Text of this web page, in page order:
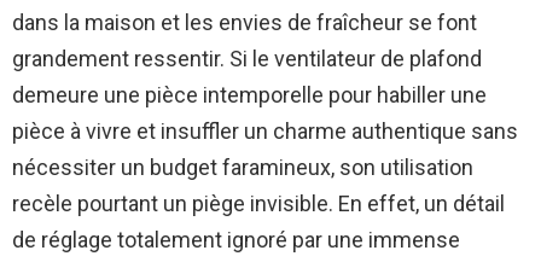
dans la maison et les envies de fraîcheur se font
grandement ressentir. Si le ventilateur de plafond
demeure une pièce intemporelle pour habiller une
pièce à vivre et insuffler un charme authentique sans
nécessiter un budget faramineux, son utilisation
recèle pourtant un piège invisible. En effet, un détail
de réglage totalement ignoré par une immense